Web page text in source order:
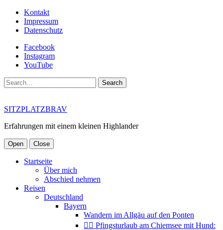
Kontakt
Impressum
Datenschutz
Facebook
Instagram
YouTube
Search
SITZPLATZBRAV
Erfahrungen mit einem kleinen Highlander
Open Close
Startseite
Über mich
Abschied nehmen
Reisen
Deutschland
Bayern
Wandern im Allgäu auf den Ponten
🚴‍♀️ Pfingsturlaub am Chiemsee mit Hund: